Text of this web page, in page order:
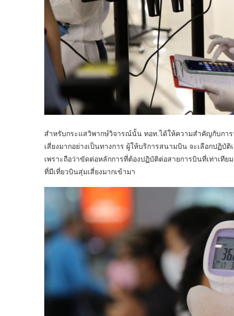
สำหรับกระแสวิพากษ์วิจารณ์นั้น ทอท.ได้ให้ความสำคัญกับการ
เสี่ยงมากอย่างเป็นทางการ ผู้ให้บริการสนามบิน จะเลือกปฏิบั
เพราะถือว่าขัดต่อหลักการที่ต้องปฏิบัติต่อสายการบินที่เท่าเที
ที่มีเที่ยวบินสุ่มเสี่ยงมากเข้ามา